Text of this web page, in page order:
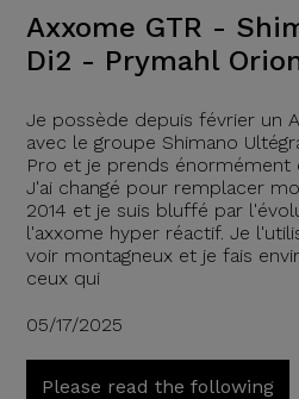
Axxome GTR -
Di2 - Prymahl
Je possède depuis février un
avec le groupe Shimano
Pro et je prends énormément
J'ai changé pour remplacer
2014 et je suis bluffé par
l'axxome hyper réactif. Je
voir montagneux et je fais
ceux qui
05/17/2025
Please read the following